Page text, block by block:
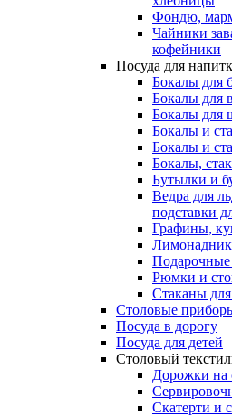
Фондю,
Чайники
кофейники
Посуда для
Бокалы для
Бокалы для
Бокалы для
Бокалы и
Бокалы и
Бокалы,
Бутылки и
Ведра для
подставки
Графины,
Рюмки и
Стаканы
Столовые
Посуда в дорогу
Посуда для детей
Столовый
Дорожки на
Скатерти и